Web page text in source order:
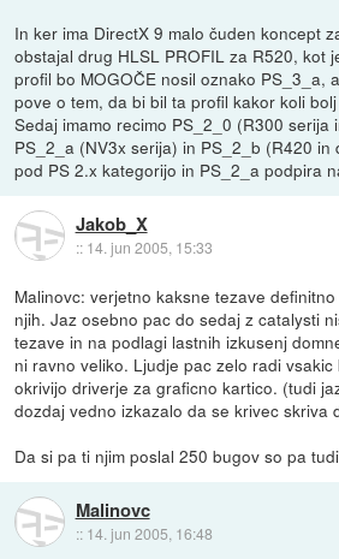
In ker ima DirectX 9 malo čuden koncept
obstajal drug HLSL PROFIL za R520, kot
profil bo MOGOČE nosil oznako PS_3_a,
pove o tem, da bi bil ta profil kakor koli
Sedaj imamo recimo PS_2_0 (R300 serija
PS_2_a (NV3x serija) in PS_2_b (R420 in
pod PS 2.x kategorijo in PS_2_a podpira
Jakob_X
:: 14. jun 2005, 15:33
Malinovc: verjetno kaksne tezave
njih. Jaz osebno pac do sedaj z catalysti
tezave in na podlagi lastnih izkusenj
ni ravno veliko. Ljudje pac zelo radi
okrivijo driverje za graficno kartico. (tudi
dozdaj vedno izkazalo da se krivec skriva
Da si pa ti njim poslal 250 bugov so pa
Malinovc
:: 14. jun 2005, 16:48